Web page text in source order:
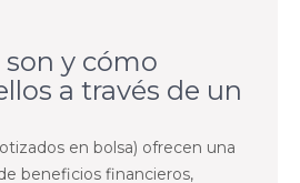
son y cómo
a través de un
en bolsa) ofrecen una
beneficios financieros,